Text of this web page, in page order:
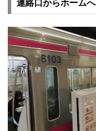
連絡口からホームへ